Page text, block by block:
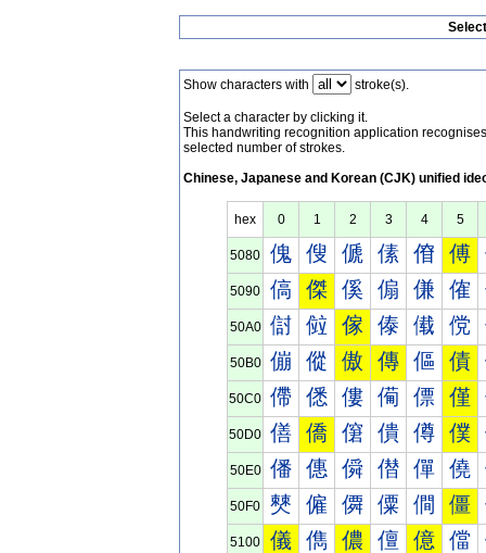
Show characters with stroke(s).
Select a character by clicking it.
This handwriting recognition application
selected number of strokes.
Chinese, Japanese and Korean (CJK) unified
hex 0 1 2 3 4 5
5080 傀 傁 傂 傃 傄 傅
5090 傐 傑 傒 傓 傔 傕
50A0 傠 傡 傢 傣 傤 傥
50B0 傰 傱 傲 傳 傴 債
50C0 僀 僁 僂 僃 僄 僅
50D0 僐 僑 僒 僓 僔 僕
50E0 僠 僡 僢 僣 僤 僥
50F0 僰 僱 僲 僳 僴 僵
5100 儀 儁 儂 儃 億 儅